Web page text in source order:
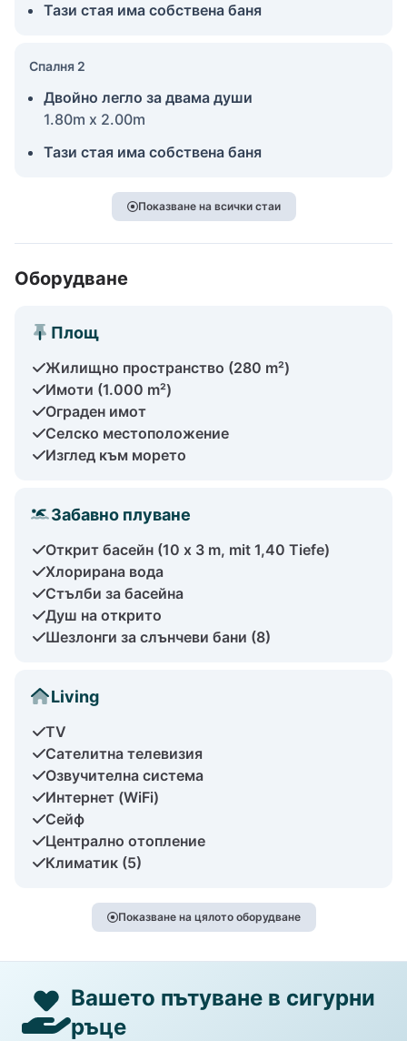
Тази стая има собствена баня
Спалня 2
Двойно легло за двама души
1.80m x 2.00m
Тази стая има собствена баня
Показване на всички стаи
Оборудване
Площ
Жилищно пространство (280 m²)
Имоти (1.000 m²)
Ограден имот
Селско местоположение
Изглед към морето
Забавно плуване
Открит басейн (10 x 3 m, mit 1,40 Tiefe)
Хлорирана вода
Стълби за басейна
Душ на открито
Шезлонги за слънчеви бани (8)
Living
TV
Сателитна телевизия
Озвучителна система
Интернет (WiFi)
Сейф
Централно отопление
Климатик (5)
Показване на цялото оборудване
Вашето пътуване в сигурни
ръце